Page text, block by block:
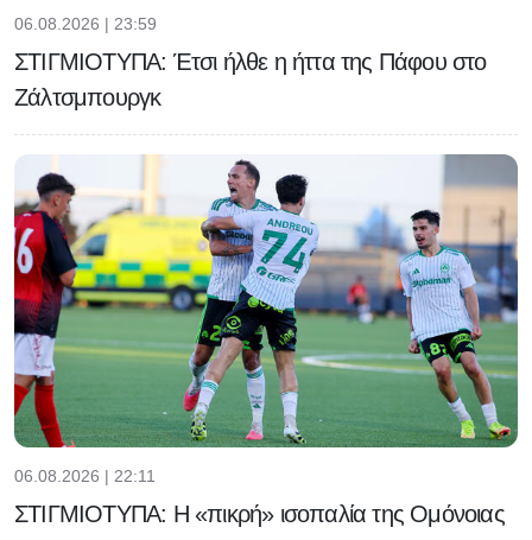
06.08.2026 | 23:59
ΣΤΙΓΜΙΟΤΥΠΑ: Έτσι ήλθε η ήττα της Πάφου στο
Ζάλτσμπουργκ
06.08.2026 | 22:11
ΣΤΙΓΜΙΟΤΥΠΑ: Η «πικρή» ισοπαλία της Ομόνοιας